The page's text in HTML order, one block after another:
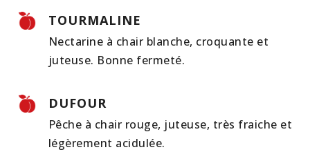
TOURMALINE
Nectarine à chair blanche, croquante et
juteuse. Bonne fermeté.
DUFOUR
Pêche à chair rouge, juteuse, très fraiche et
légèrement acidulée.